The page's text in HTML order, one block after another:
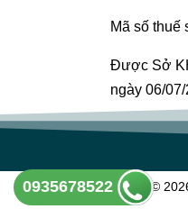
Mã số thuế
Được Sở
ngày 06/
Copyright ©
0935678522